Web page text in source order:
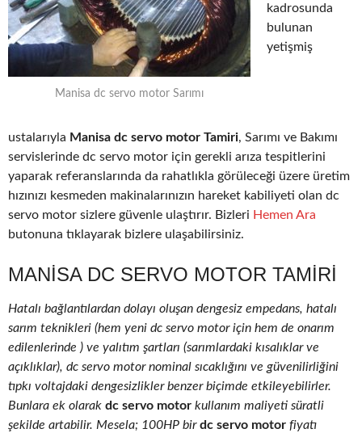
Manisa dc servo motor Sarımı
kadrosunda
bulunan
yetişmiş
ustalarıyla Manisa dc servo motor Tamiri, Sarımı ve Bakımı
servislerinde dc servo motor için gerekli arıza tespitlerini
yaparak referanslarında da rahatlıkla görüleceği üzere üretim
hızınızı kesmeden makinalarınızın hareket kabiliyeti olan dc
servo motor sizlere güvenle ulaştırır. Bizleri Hemen Ara
butonuna tıklayarak bizlere ulaşabilirsiniz.
MANISA DC SERVO MOTOR TAMIRI
Hatalı bağlantılardan dolayı oluşan dengesiz empedans, hatalı
sarım teknikleri (hem yeni dc servo motor için hem de onarım
edilenlerinde ) ve yalıtım şartları (sarımlardaki kısalıklar ve
açıklıklar), dc servo motor nominal sıcaklığını ve güvenilirliğini
tıpkı voltajdaki dengesizlikler benzer biçimde etkileyebilirler.
Bunlara ek olarak dc servo motor kullanım maliyeti süratli
şekilde artabilir. Mesela; 100HP birdc servo motor fiyatı